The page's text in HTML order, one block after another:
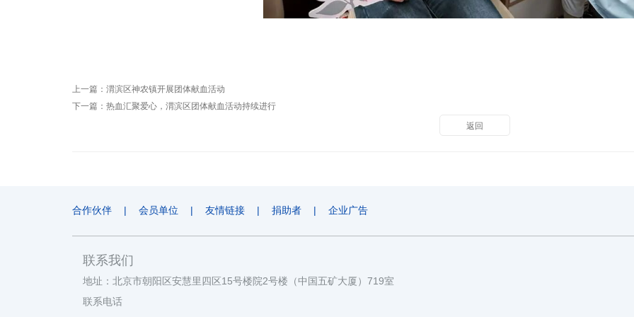
上一篇： 渭滨区神农镇开展团体献血活动
下一篇： 热血汇聚爱心，渭滨区团体献血活动持续进行
返回
合作伙伴 | 会员单位 | 友情链接 | 捐助者 | 企业广告
联系我们
地址：北京市朝阳区安慧里四区15号楼院2号楼（中国五矿大厦）719室
联系电话